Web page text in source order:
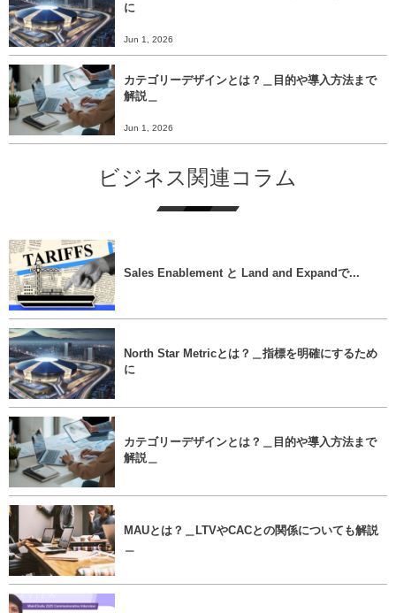
に
Jun 1, 2026
カテゴリーデザインとは？＿目的や導入方法まで
解説＿
Jun 1, 2026
ビジネス関連コラム
Sales Enablement と Land and Expandで...
North Star Metricとは？＿指標を明確にするため
に
カテゴリーデザインとは？＿目的や導入方法まで
解説＿
MAUとは？＿LTVやCACとの関係についても解説